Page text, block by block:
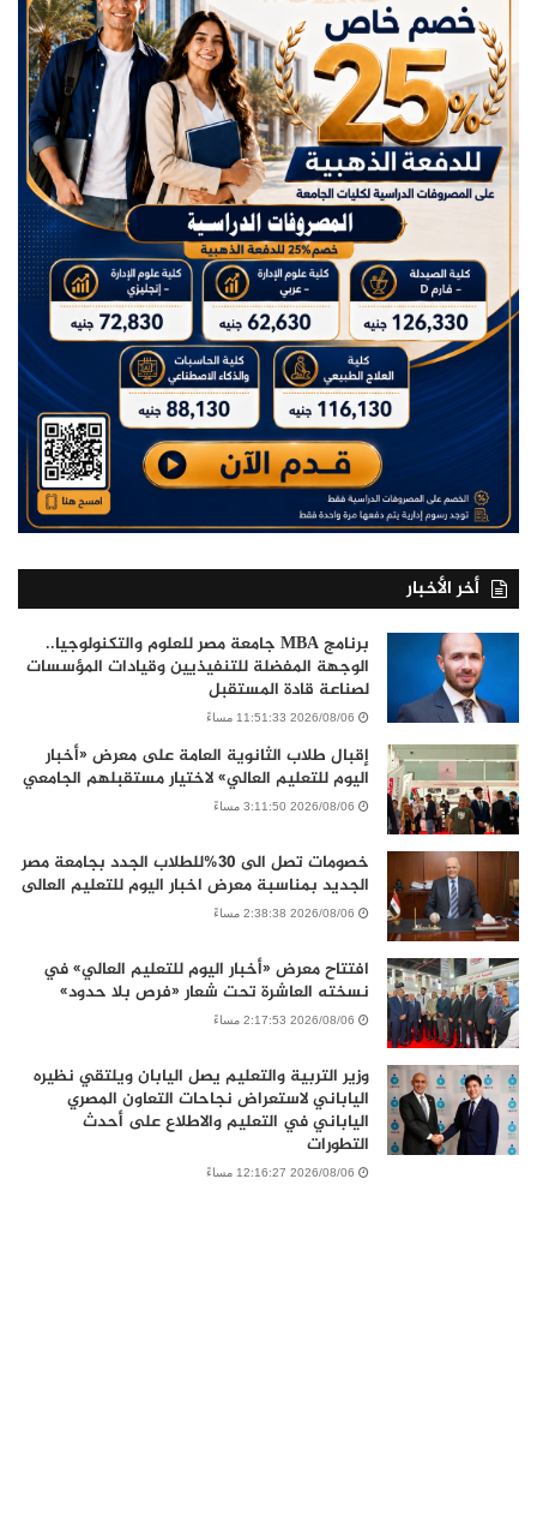
أخر الأخبار
برنامج MBA جامعة مصر للعلوم والتكنولوجيا..
الوجهة المفضلة للتنفيذيين وقيادات المؤسسات
لصناعة قادة المستقبل
2026/08/06 11:51:33 مساءً
إقبال طلاب الثانوية العامة على معرض «أخبار
اليوم للتعليم العالي» لاختيار مستقبلهم الجامعي
2026/08/06 3:11:50 مساءً
خصومات تصل الى 30%للطلاب الجدد بجامعة مصر
الجديد بمناسبة معرض اخبار اليوم للتعليم العالى
2026/08/06 2:38:38 مساءً
افتتاح معرض «أخبار اليوم للتعليم العالي» في
نسخته العاشرة تحت شعار «فرص بلا حدود»
2026/08/06 2:17:53 مساءً
وزير التربية والتعليم يصل اليابان ويلتقي نظيره
الياباني لاستعراض نجاحات التعاون المصري
الياباني في التعليم والاطلاع على أحدث
التطورات
2026/08/06 12:16:27 مساءً